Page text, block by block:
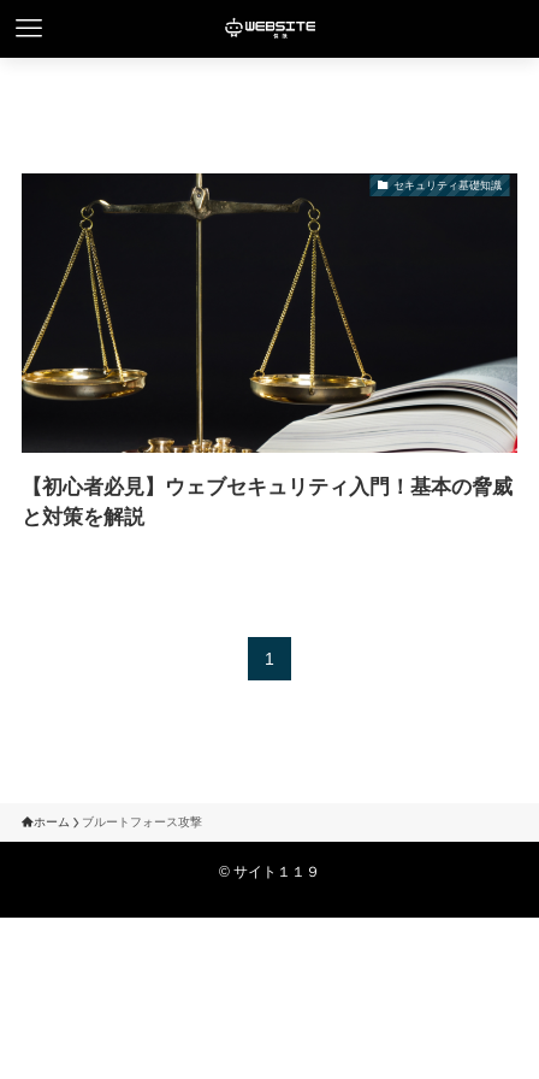
セキュリティ基礎知識
【初心者必見】ウェブセキュリティ入門！基本の脅威
と対策を解説
1
ホーム ブルートフォース攻撃
© サイト１１９